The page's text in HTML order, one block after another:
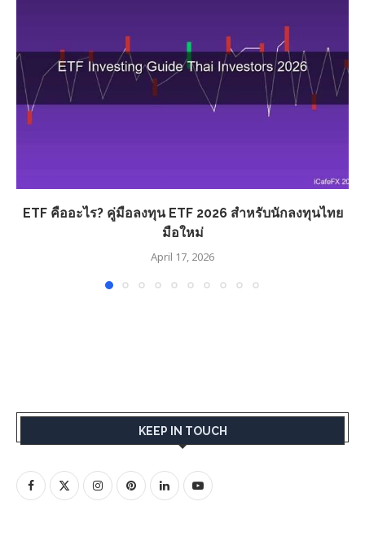
ETF คืออะไร? คู่มือลงทุน ETF 2026 สำหรับนักลงทุนไทย
มือใหม่
April 17, 2026
KEEP IN TOUCH